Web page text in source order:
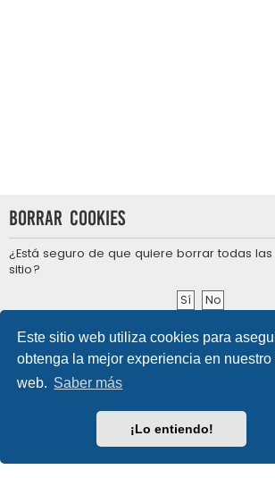
Este sitio web utiliza cookies para
obtenga la mejor experiencia en nuestro
web. Saber más
¡Lo entiendo!
Borrar cookies
¿Está seguro de que quiere borrar todas
sitio?
Portal Índice general
Desarrollado por
® Forum
Traducción al